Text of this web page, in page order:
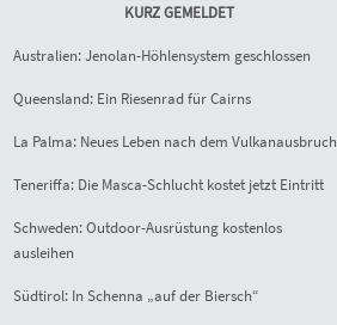
KURZ GEMELDET
Australien: Jenolan-Höhlensystem geschlossen
Queensland: Ein Riesenrad für Cairns
La Palma: Neues Leben nach dem Vulkanausbruch
Teneriffa: Die Masca-Schlucht kostet jetzt Eintritt
Schweden: Outdoor-Ausrüstung kostenlos
ausleihen
Südtirol: In Schenna „auf der Biersch“